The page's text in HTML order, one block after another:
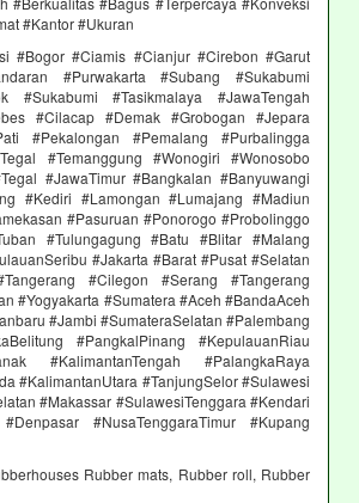
#Kantor #Ukuran
#Bogor #Ciamis #Cianjur #Cirebon #Garut
#Purwakarta #Subang #Sukabumi
#Tasikmalaya #JawaTengah
#Cilacap #Demak #Grobogan #Jepara
#Pekalongan #Pemalang #Purbalingga
#Temanggung #Wonogiri #Wonosobo
#JawaTimur #Bangkalan #Banyuwangi
#Kediri #Lamongan #Lumajang #Madiun
#Pasuruan #Ponorogo #Probolinggo
#Tulungagung #Batu #Blitar #Malang
#Jakarta #Barat #Pusat #Selatan
#Cilegon #Serang #Tangerang
#Yogyakarta #Sumatera #Aceh #BandaAceh
#Jambi #SumateraSelatan #Palembang
#PangkalPinang #KepulauanRiau
#KalimantanTengah #PalangkaRaya
#KalimantanUtara #TanjungSelor #Sulawesi
#Makassar #SulawesiTenggara #Kendari
#NusaTenggaraTimur #Kupang
Rubber mats, Rubber roll, Rubber